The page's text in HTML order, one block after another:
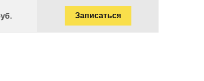
Записаться